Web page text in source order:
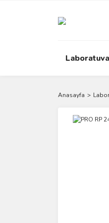
Anasayfa